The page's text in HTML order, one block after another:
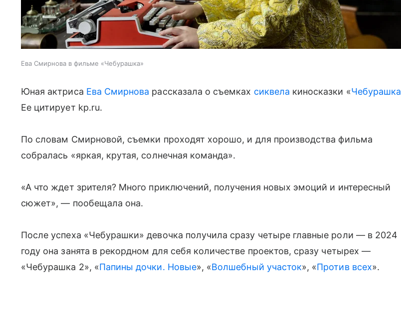
Ева Смирнова в фильме «Чебурашка»
Юная актриса Ева Смирнова рассказала о съемках сиквела киносказки «Чебурашка
Ее цитирует kp.ru.
По словам Смирновой, съемки проходят хорошо, и для производства фильма
собралась «яркая, крутая, солнечная команда».
«А что ждет зрителя? Много приключений, получения новых эмоций и интересный
сюжет», — пообещала она.
После успеха «Чебурашки» девочка получила сразу четыре главные роли — в 2024
году она занята в рекордном для себя количестве проектов, сразу четырех —
«Чебурашка 2», «Папины дочки. Новые», «Волшебный участок», «Против всех».